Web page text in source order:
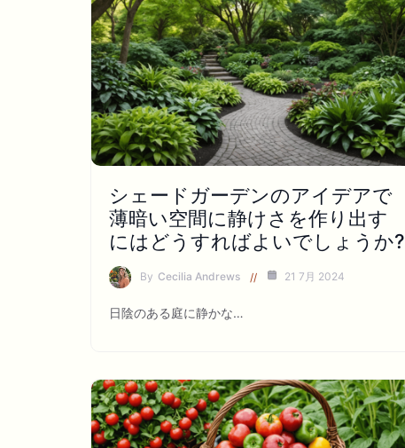
シェードガーデンのアイデアで
薄暗い空間に静けさを作り出す
にはどうすればよいでしょうか?
By Cecilia Andrews 21 7月 2024
日陰のある庭に静かな…